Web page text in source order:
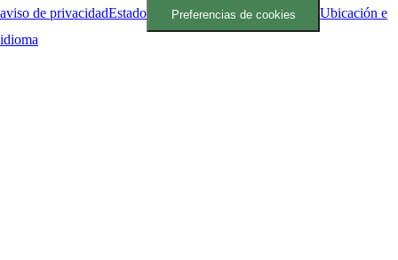
aviso de privacidadEstado Preferencias de cookies
Ubicación e
idioma